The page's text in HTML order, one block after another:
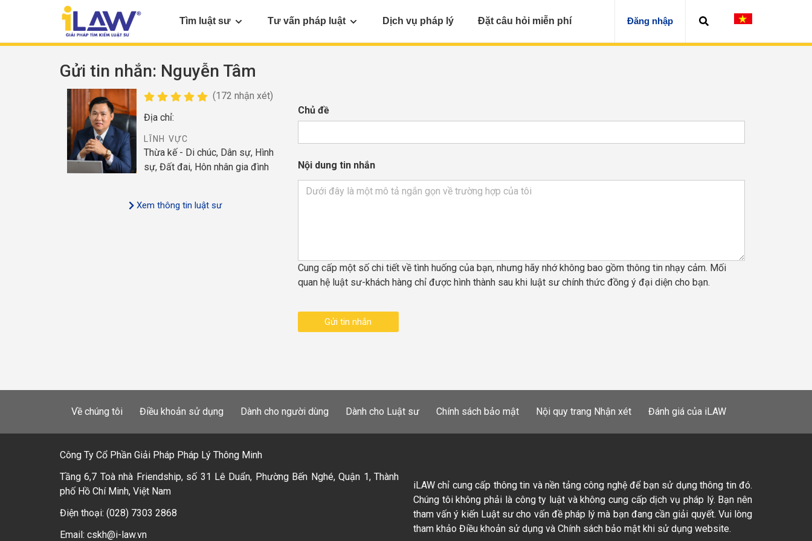
Tìm luật sư Tư vấn pháp luật Dịch vụ pháp lý Đặt câu hỏi miễn phí Đăng nhập
Gửi tin nhắn: Nguyễn Tâm
(172 nhận xét)
Địa chỉ:
LĨNH VỰC
Thừa kế - Di chúc, Dân sự, Hình
sự, Đất đai, Hôn nhân gia đình
Xem thông tin luật sư
Chủ đề
Nội dung tin nhắn
Cung cấp một số chi tiết về tình huống của bạn, nhưng hãy nhớ không bao gồm thông tin nhạy cảm. Mối
quan hệ luật sư-khách hàng chỉ được hình thành sau khi luật sư chính thức đồng ý đại diện cho bạn.
Gửi tin nhắn
Về chúng tôi Điều khoản sử dụng Dành cho người dùng Dành cho Luật sư Chính sách bảo mật Nội quy trang Nhận xét Đánh giá của iLAW
Công Ty Cổ Phần Giải Pháp Pháp Lý Thông Minh
Tầng 6,7 Toà nhà Friendship, số 31 Lê Duẩn, Phường Bến Nghé, Quận 1, Thành
phố Hồ Chí Minh, Việt Nam
Điện thoại: (028) 7303 2868
Email: cskh@i-law.vn
iLAW chỉ cung cấp thông tin và nền tảng công nghệ để bạn sử dụng thông tin đó.
Chúng tôi không phải là công ty luật và không cung cấp dịch vụ pháp lý. Bạn nên
tham vấn ý kiến Luật sư cho vấn đề pháp lý mà bạn đang cần giải quyết. Vui lòng
tham khảo Điều khoản sử dụng và Chính sách bảo mật khi sử dụng website.